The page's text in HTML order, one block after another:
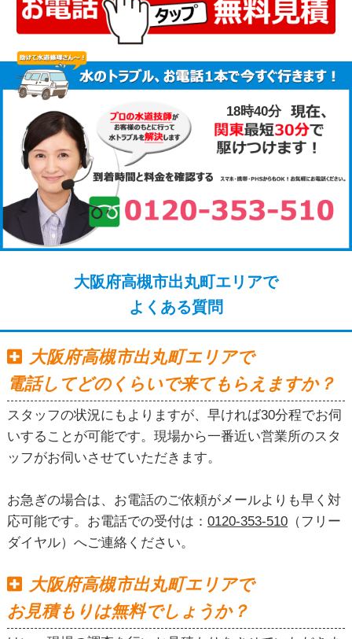
18時40分
大阪府高槻市出丸町エリアで
よくある質問
大阪府高槻市出丸町エリアで
電話してどのくらいで来てもらえますか？
スタッフの状況にもよりますが、早ければ30分程でお伺
いすることが可能です。現場から一番近い営業所のスタ
ッフがお伺いさせていただきます。
お急ぎの場合は、お電話のご依頼がメールよりも早く対
応可能です。お電話での受付は： 0120-353-510（フリー
ダイヤル）へご連絡ください。
大阪府高槻市出丸町エリアで
お見積もりは無料でしょうか？